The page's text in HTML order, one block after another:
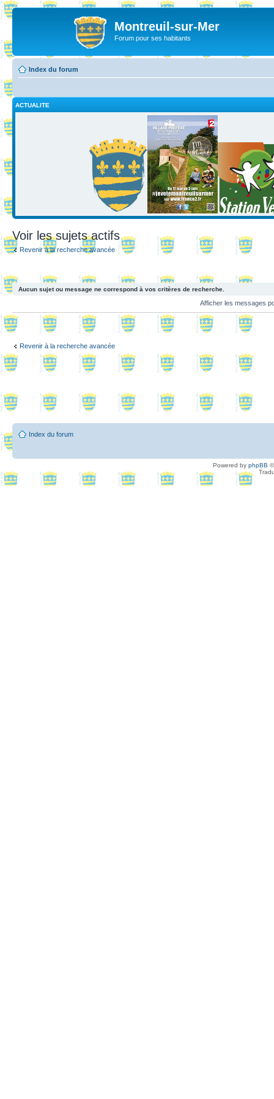
Montreuil-sur-Mer
Forum pour ses habitants
Index du forum
ACTUALITE
Voir les sujets actifs
Revenir à la recherche avancée
Aucun sujet ou message ne correspond à vos critères de recherche.
Afficher les messages
Revenir à la recherche avancée
Index du forum
Powered by phpBB